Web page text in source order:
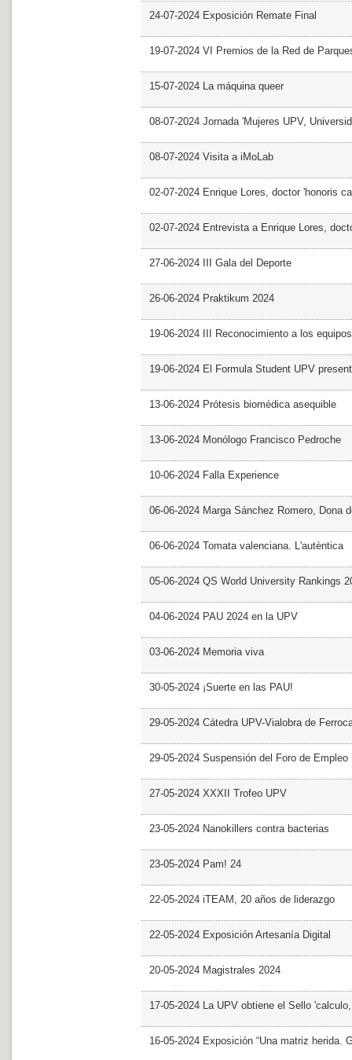
24-07-2024 Exposición Remate Final
19-07-2024 VI Premios de la Red de
15-07-2024 La máquina queer
08-07-2024 Jornada 'Mujeres UPV,
08-07-2024 Visita a iMoLab
02-07-2024 Enrique Lores, doctor 'honoris
02-07-2024 Entrevista a Enrique Lores,
27-06-2024 III Gala del Deporte
26-06-2024 Praktikum 2024
19-06-2024 III Reconocimiento a los
19-06-2024 El Formula Student UPV
13-06-2024 Prótesis biomédica asequible
13-06-2024 Monólogo Francisco Pedroche
10-06-2024 Falla Experience
06-06-2024 Marga Sánchez Romero, Dona
06-06-2024 Tomata valenciana. L'autèntica
05-06-2024 QS World University Rankings
04-06-2024 PAU 2024 en la UPV
03-06-2024 Memoria viva
30-05-2024 ¡Suerte en las PAU!
29-05-2024 Cátedra UPV-Vialobra de
29-05-2024 Suspensión del Foro de Empleo
27-05-2024 XXXII Trofeo UPV
23-05-2024 Nanokillers contra bacterias
23-05-2024 Pam! 24
22-05-2024 iTEAM, 20 años de liderazgo
22-05-2024 Exposición Artesanía Digital
20-05-2024 Magistrales 2024
17-05-2024 La UPV obtiene el Sello
16-05-2024 Exposición “Una matriz herida.